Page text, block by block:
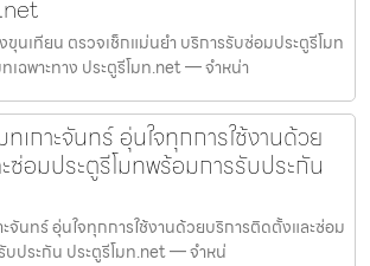
ขุนเทียน ตรวจเช็กแม่นยำ บริการรับซ่อมประตูรีโมท
เฉพาะทาง ประตูรีโมท.net — จำหน่า
เกาะจันทร์ อุ่นใจทุกการใช้งานด้วย
ซ่อมประตูรีโมทพร้อมการรับประกัน
จันทร์ อุ่นใจทุกการใช้งานด้วยบริการติดตั้งและซ่อม
บประกัน ประตูรีโมท.net — จำหน่